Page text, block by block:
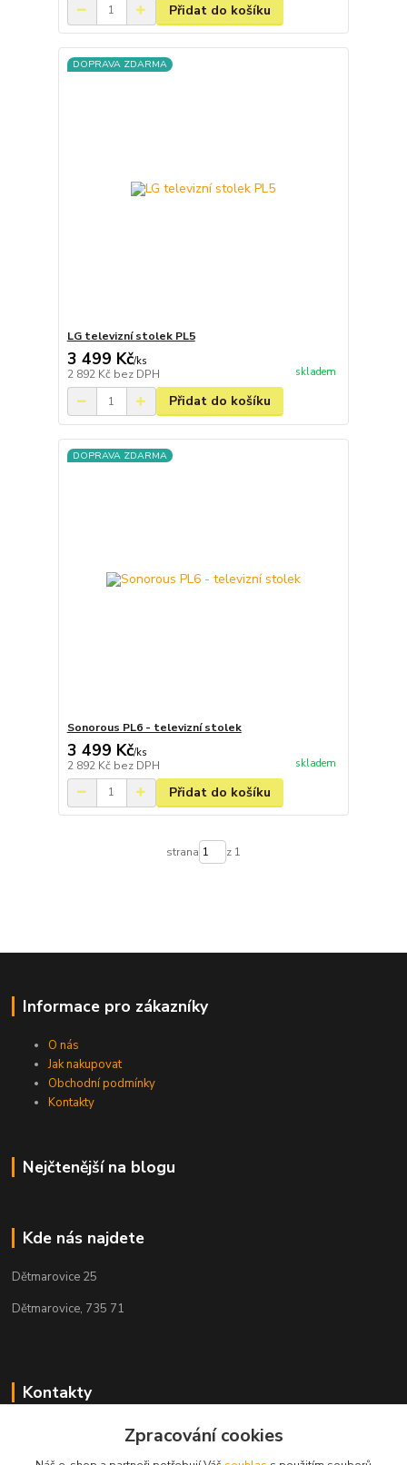
Přidat do košíku
DOPRAVA ZDARMA
LG televizní stolek PL5
3 499 Kč/ks
2 892 Kč bez DPH skladem
Přidat do košíku
DOPRAVA ZDARMA
Sonorous PL6 - televizní stolek
3 499 Kč/ks
2 892 Kč bez DPH skladem
Přidat do košíku
strana z 1
Informace pro zákazníky
O nás
Jak nakupovat
Obchodní podmínky
Kontakty
Nejčtenější na blogu
Kde nás najdete
Dětmarovice 25
Dětmarovice, 735 71
Kontakty
+420 731 444 327Zpracování cookies